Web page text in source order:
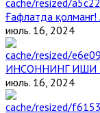
Ғафлатда қолманг!
июль. 16, 2024
ИНСОННИНГ ИШИ
июль. 16, 2024